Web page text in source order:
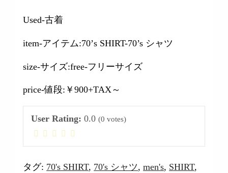
Used-古着
item-アイテム:70’s SHIRT-70’s シャツ
size-サイズ:free-フリーサイズ
price-値段:￥900+TAX～
User Rating:0.0 (0 votes)
タグ: 70's SHIRT, 70's シャツ,men's, SHIRT,